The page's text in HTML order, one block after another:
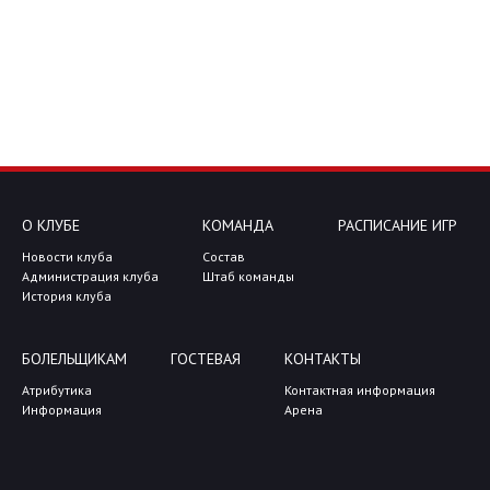
О КЛУБЕ
Новости клуба
Администрация клуба
История клуба
КОМАНДА
Состав
Штаб команды
РАСПИСАНИЕ ИГР
БОЛЕЛЬЩИКАМ
Атрибутика
Информация
ГОСТЕВАЯ КОНТАКТЫ
Контактная информация
Арена